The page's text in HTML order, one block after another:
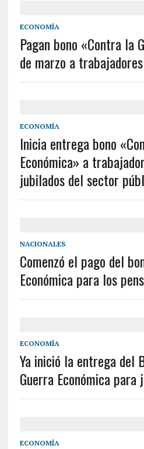
ECONOMÍA
Pagan bono «Contra la
de marzo a
ECONOMÍA
Inicia entrega bono
Económica» a
jubilados del sector
NACIONALES
Comenzó el pago del
Económica para los
ECONOMÍA
Ya inició la entrega del
Guerra Económica
ECONOMÍA